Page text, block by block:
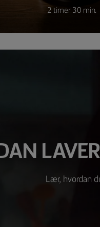
2 timer 30 min.
Lær, hvordan